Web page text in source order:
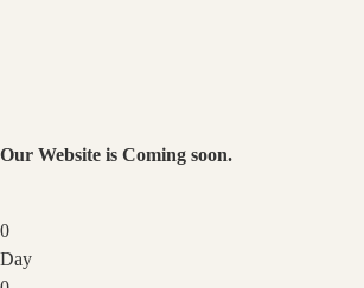
Our Website is Coming soon.
0
Day